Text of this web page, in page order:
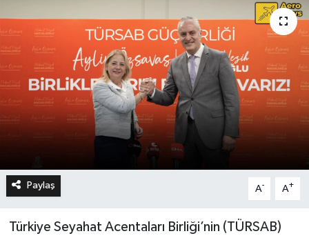
Paylaş A- A+
Türkiye Seyahat Acentaları Birliği’nin (TÜRSAB)